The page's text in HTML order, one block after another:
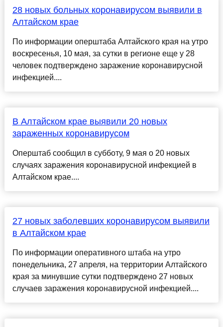
28 новых больных коронавирусом выявили в
Алтайском крае
По информации оперштаба Алтайского края на утро
воскресенья, 10 мая, за сутки в регионе еще у 28
человек подтверждено заражение коронавирусной
инфекцией....
В Алтайском крае выявили 20 новых
зараженных коронавирусом
Оперштаб сообщил в субботу, 9 мая о 20 новых
случаях заражения коронавирусной инфекцией в
Алтайском крае....
27 новых заболевших коронавирусом выявили
в Алтайском крае
По информации оперативного штаба на утро
понедельника, 27 апреля, на территории Алтайского
края за минувшие сутки подтверждено 27 новых
случаев заражения коронавирусной инфекцией....